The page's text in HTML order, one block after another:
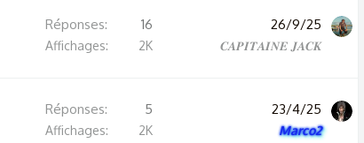
Réponses 16
Affichages 2K
26/9/25
𝑪𝑨𝑷𝑰𝑻𝑨𝑰𝑵𝑬 𝑱𝑨𝑪𝑲
Réponses 5
Affichages 2K
23/4/25
Marco2